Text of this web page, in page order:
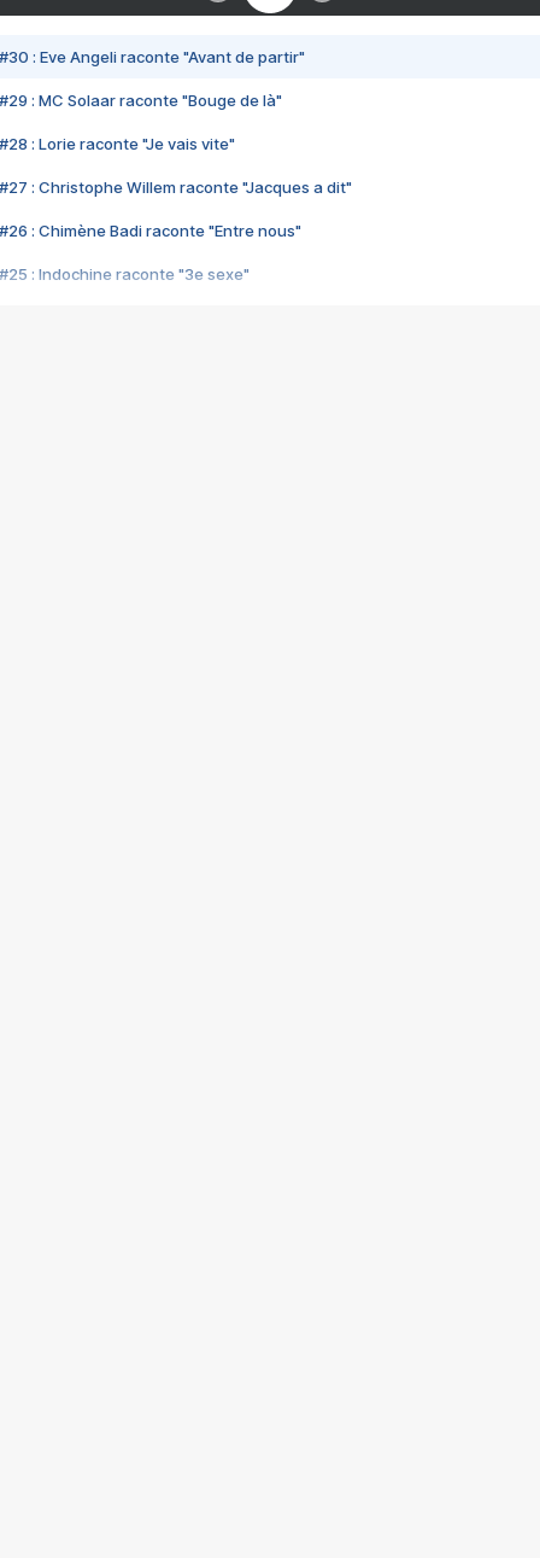
#30 : Eve Angeli raconte "Avant de partir"
#29 : MC Solaar raconte "Bouge de là"
#28 : Lorie raconte "Je vais vite"
#27 : Christophe Willem raconte "Jacques a dit"
#26 : Chimène Badi raconte "Entre nous"
#25 : Indochine raconte "3e sexe"